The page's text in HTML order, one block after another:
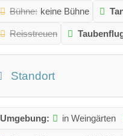
Bühne: keine Bühne
Reisstreuen
Standort
Umgebung: in Weingärten